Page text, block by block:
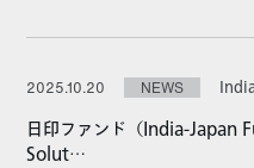
2025.10.20 NEWS
日印ファンド（India-
Solut…